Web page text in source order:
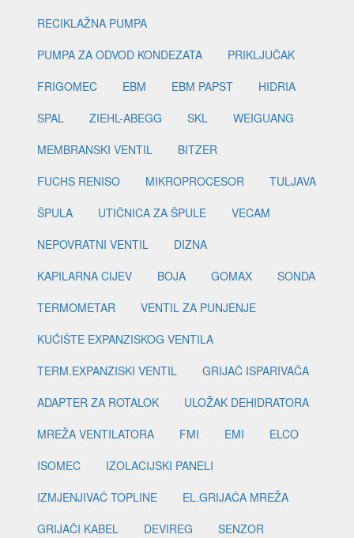
RECIKLAŽNA PUMPA
PUMPA ZA ODVOD KONDEZATA
PRIKLJUČAK
FRIGOMEC
EBM EBM PAPST
HIDRIA
SPAL
ZIEHL-ABEGG SKL
WEIGUANG
MEMBRANSKI VENTIL
BITZER
FUCHS RENISO
MIKROPROCESOR
TULJAVA
ŠPULA
UTIČNICA ZA ŠPULE
VECAM
NEPOVRATNI VENTIL
DIZNA
KAPILARNA CIJEV
BOJA GOMAX
SONDA
TERMOMETAR
VENTIL ZA PUNJENJE
KUĆIŠTE EXPANZISKOG VENTILA
TERM.EXPANZISKI VENTIL
GRIJAČ ISPARIVAČA
ADAPTER ZA ROTALOK
ULOŽAK DEHIDRATORA
MREŽA VENTILATORA
FMI EMI
ELCO
ISOMEC
IZOLACIJSKI PANELI
IZMJENJIVAČ TOPLINE
EL.GRIJAČA MREŽA
GRIJAČI KABEL
DEVIREG
SENZOR